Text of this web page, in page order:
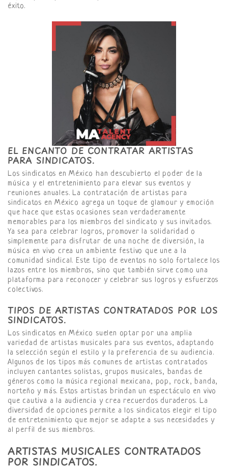
éxito.
EL ENCANTO DE CONTRATAR ARTISTAS
PARA SINDICATOS.
Los sindicatos en México han descubierto el poder de la
música y el entretenimiento para elevar sus eventos y
reuniones anuales. La contratación de artistas para
sindicatos en México agrega un toque de glamour y emoción
que hace que estas ocasiones sean verdaderamente
memorables para los miembros del sindicato y sus invitados.
Ya sea para celebrar logros, promover la solidaridad o
simplemente para disfrutar de una noche de diversión, la
música en vivo crea un ambiente festivo que une a la
comunidad sindical. Este tipo de eventos no solo fortalece los
lazos entre los miembros, sino que también sirve como una
plataforma para reconocer y celebrar sus logros y esfuerzos
colectivos.
TIPOS DE ARTISTAS CONTRATADOS POR LOS
SINDICATOS.
Los sindicatos en México suelen optar por una amplia
variedad de artistas musicales para sus eventos, adaptando
la selección según el estilo y la preferencia de su audiencia.
Algunos de los tipos más comunes de artistas contratados
incluyen cantantes solistas, grupos musicales, bandas de
géneros como la música regional mexicana, pop, rock, banda,
norteño y más. Estos artistas brindan un espectáculo en vivo
que cautiva a la audiencia y crea recuerdos duraderos. La
diversidad de opciones permite a los sindicatos elegir el tipo
de entretenimiento que mejor se adapte a sus necesidades y
al perfil de sus miembros.
ARTISTAS MUSICALES CONTRATADOS
POR SINDICATOS.